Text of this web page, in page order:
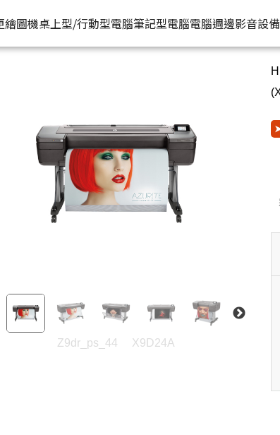
HP® 惠普台灣原廠購物網
推薦
商用
工作室用
設計工程用
多功能事務機
多功能傳真事務機
單功能掃描器
其他附加功能
按顏色
繪圖機桌上型/行動型電腦
Z2
Z4
Z6
Z8
筆記型電腦
Pavilion 星鑽系列
超品系列
OmniBook 系列
Elitebook 系列
Probook 系列
電腦週邊影音設備
Z9dr_ps_44 X9D24A